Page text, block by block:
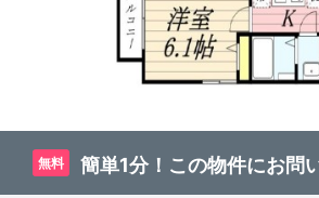
無料 簡単1分！この物件にお問